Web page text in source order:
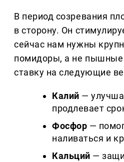
В период созревания
в сторону. Он
сейчас нам нужны
помидоры, а не пышные
ставку на следующие
Калий —
продлевает
Фосфор —
наливаться и
Кальций —